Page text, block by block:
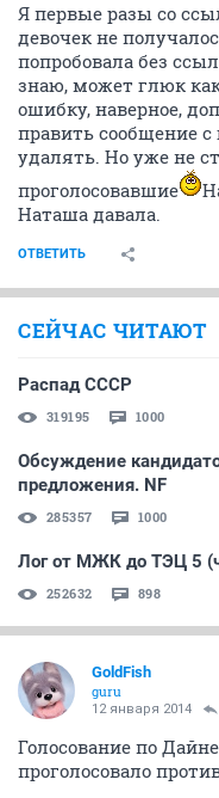
Я первые разы со
девочек не
попробовала без
знаю, может глюк
ошибку, наверное,
править сообщение с
удалять. Но уже не
проголосовавшие
Наташа давала.
ОТВЕТИТЬ
СЕЙЧАС ЧИТАЮТ
Распад СССР
319195 1000
Обсуждение
предложения. NF
285357 1000
Лог от МЖК до ТЭЦ 5
252632 898
GoldFish
guru
12 января 2014
Голосование по
проголосовало